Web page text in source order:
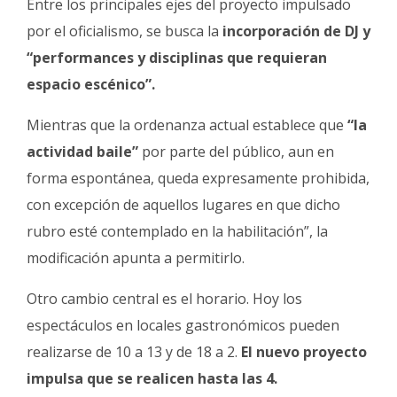
Entre los principales ejes del proyecto impulsado
por el oficialismo, se busca la incorporación de DJ y
“performances y disciplinas que requieran
espacio escénico”.
Mientras que la ordenanza actual establece que “la
actividad baile” por parte del público, aun en
forma espontánea, queda expresamente prohibida,
con excepción de aquellos lugares en que dicho
rubro esté contemplado en la habilitación”, la
modificación apunta a permitirlo.
Otro cambio central es el horario. Hoy los
espectáculos en locales gastronómicos pueden
realizarse de 10 a 13 y de 18 a 2. El nuevo proyecto
impulsa que se realicen hasta las 4.